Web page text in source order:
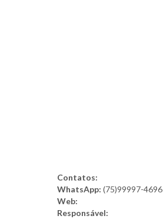
Contatos:
WhatsApp: (75)99997-4696
Web:
Responsável: